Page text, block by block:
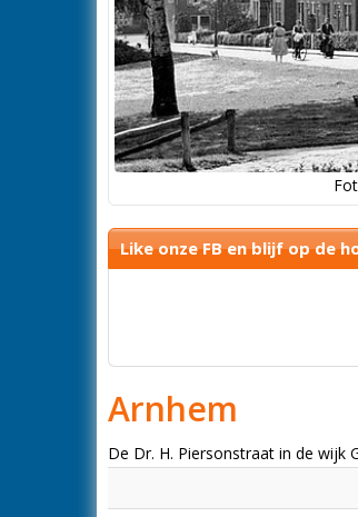
Like onze FB en blijf op de
Arnhem
De Dr. H. Piersonstraat in de wijk